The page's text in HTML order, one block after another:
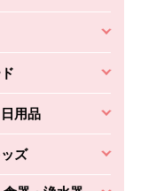
用品
ズ